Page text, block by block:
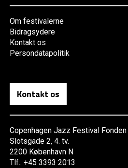
Om festivalerne
Bidragsydere
Kontakt os
Persondatapolitik
Kontakt os
Copenhagen Jazz Festival Fonden
Slotsgade 2, 4. tv.
2200 København N
Tlf.: +45 3393 2013